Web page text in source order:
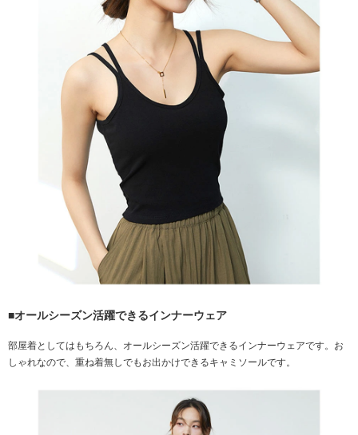
■オールシーズン活躍できるインナーウェア
部屋着としてはもちろん、オールシーズン活躍できるインナーウェアです。お
しゃれなので、重ね着無しでもお出かけできるキャミソールです。